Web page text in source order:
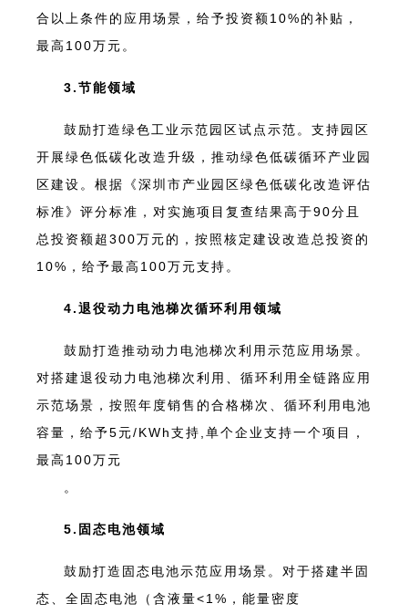
合以上条件的应用场景，给予投资额10%的补贴，
最高100万元。
3.节能领域
鼓励打造绿色工业示范园区试点示范。支持园区
开展绿色低碳化改造升级，推动绿色低碳循环产业园
区建设。根据《深圳市产业园区绿色低碳化改造评估
标准》评分标准，对实施项目复查结果高于90分且
总投资额超300万元的，按照核定建设改造总投资的
10%，给予最高100万元支持。
4.退役动力电池梯次循环利用领域
鼓励打造推动动力电池梯次利用示范应用场景。
对搭建退役动力电池梯次利用、循环利用全链路应用
示范场景，按照年度销售的合格梯次、循环利用电池
容量，给予5元/KWh支持,单个企业支持一个项目，
最高100万元
。
5.固态电池领域
鼓励打造固态电池示范应用场景。对于搭建半固
态、全固态电池（含液量<1%，能量密度